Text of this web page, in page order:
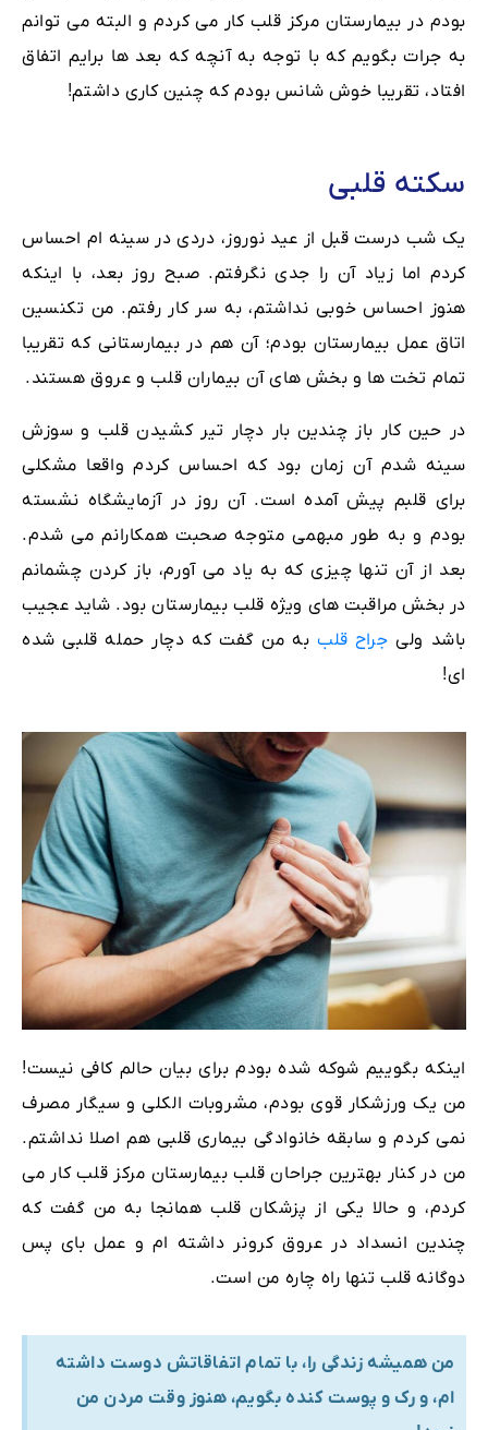
بودم در بیمارستان مرکز قلب کار می کردم و البته می توانم
به جرات بگویم که با توجه به آنچه که بعد ها برایم اتفاق
افتاد، تقریبا خوش شانس بودم که چنین کاری داشتم!
سکته قلبی
یک شب درست قبل از عید نوروز، دردی در سینه ام احساس
کردم اما زیاد آن را جدی نگرفتم. صبح روز بعد، با اینکه
هنوز احساس خوبی نداشتم، به سر کار رفتم. من تکنسین
اتاق عمل بیمارستان بودم؛ آن هم در بیمارستانی که تقریبا
تمام تخت ها و بخش های آن بیماران قلب و عروق هستند.
در حین کار باز چندین بار دچار تیر کشیدن قلب و سوزش
سینه شدم آن زمان بود که احساس کردم واقعا مشکلی
برای قلبم پیش آمده است. آن روز در آزمایشگاه نشسته
بودم و به طور مبهمی متوجه صحبت همکارانم می شدم.
بعد از آن تنها چیزی که به یاد می آورم، باز کردن چشمانم
در بخش مراقبت های ویژه قلب بیمارستان بود. شاید عجیب
باشد ولی جراح قلب به من گفت که دچار حمله قلبی شده
ای!
اینکه بگوییم شوکه شده بودم برای بیان حالم کافی نیست!
من یک ورزشکار قوی بودم، مشروبات الکلی و سیگار مصرف
نمی کردم و سابقه خانوادگی بیماری قلبی هم اصلا نداشتم.
من در کنار بهترین جراحان قلب بیمارستان مرکز قلب کار می
کردم، و حالا یکی از پزشکان قلب همانجا به من گفت که
چندین انسداد در عروق کرونر داشته ام و عمل بای پس
دوگانه قلب تنها راه چاره من است.
من همیشه زندگی را، با تمام اتفاقاتش دوست داشته
ام، و رک و پوست کنده بگویم، هنوز وقت مردن من